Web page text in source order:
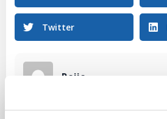
Twitter
Reijo